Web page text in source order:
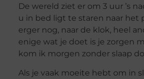
De wereld ziet er om 3 uur ’s
u in bed ligt te staren naar het
erger nog, naar de klok, heel
enige wat je doet is je zorgen
kom ik morgen zonder slaap
Als je vaak moeite hebt om in